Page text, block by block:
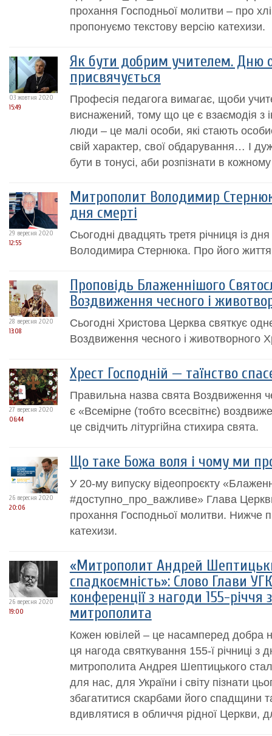
прохання Господньої молитви – про
пропонуємо текстову версію катехизи.
03 жовтня 2020
15:49
Як бути добрим учителем. Дню
присвячується
Професія педагога вимагає, щоби
виснажений, тому що це є взаємодія з
люди – це малі особи, які стають
свій характер, свої обдарування… І
бути в тонусі, аби розпізнати в кожному
29 вересня 2020
12:55
Митрополит Володимир
дня смерті
Сьогодні двадцять третя річниця із
Володимира Стернюка. Про його життя і
28 вересня 2020
13:08
Проповідь Блаженнішого
Воздвиження чесного і
Сьогодні Христова Церква святкує
Воздвиження чесного і животворного
27 вересня 2020
06:44
Хрест Господній — таїнство
Правильна назва свята Воздвиження
є «Всемірне (тобто всесвітнє)
це свідчить літургійна стихира свята.
26 вересня 2020
20:06
Що таке Божа воля і чому ми
У 20-му випуску відеопроєкту
#доступно_про_важливе» Глава
прохання Господньої молитви. Нижче
катехизи.
26 вересня 2020
19:00
«Митрополит Андрей
спадкоємність»: Слово Глави
конференції з нагоди 155-
митрополита
Кожен ювілей – це насамперед
ця нагода святкування 155-ї річниці
митрополита Андрея Шептицького
для нас, для України і світу пізнати
збагатитися скарбами його спадщини
вдивлятися в обличчя рідної Церкви,